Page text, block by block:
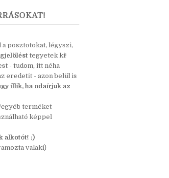
posztotokat, légyszi,
tegyetek ki!
- tudom, itt néha
eredetit - azon belül is
illik, ha odaírjuk az
terméket
képpel
alkotót! ;)
valaki)